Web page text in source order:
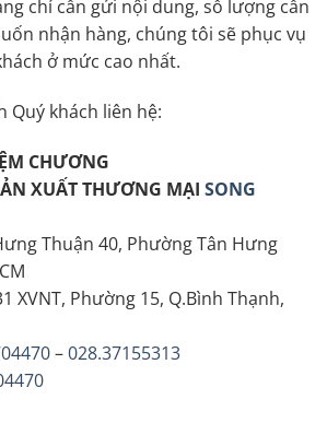
chỉ cần gửi nội dung, số lượng cần
nhận hàng, chúng tôi sẽ phục vụ
ở mức cao nhất.
Quý khách liên hệ:
CHƯƠNG
XUẤT THƯƠNG MẠI SONG
Thuận 40, Phường Tân Hưng
XVNT, Phường 15, Q.Bình Thạnh,
–028.37155313